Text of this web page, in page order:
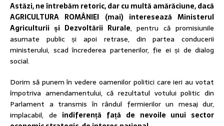
Astăzi, ne întrebăm retoric, dar cu multă amărăciune, dacă
AGRICULTURA ROMÂNIEI (mai) interesează Ministerul
Agriculturii și Dezvoltării Rurale, pentru că promisiunile
asumate public și apoi retrase, din partea conducerii
ministerului, scad încrederea partenerilor, fie ei și de dialog
social.
Dorim să punem în vedere oamenilor politici care ieri au votat
împotriva amendamentului, că rezultatul votului politic din
Parlament a transmis în rândul fermierilor un mesaj dur,
implacabil, de indiferență față de nevoile unui sector